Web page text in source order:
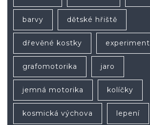
barvy dětské hřiště
dřevěné kostky experiment
grafomotorika jaro
jemná motorika kolíčky
kosmická výchova lepení